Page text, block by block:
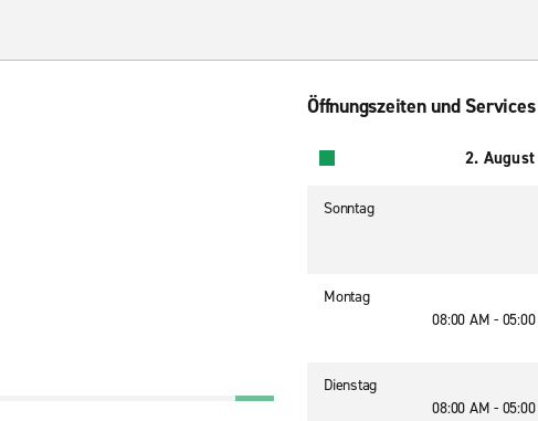
Öffnungszeiten und Services
2.
Sonntag
Montag
08:00 AM -
Dienstag
08:00 AM -